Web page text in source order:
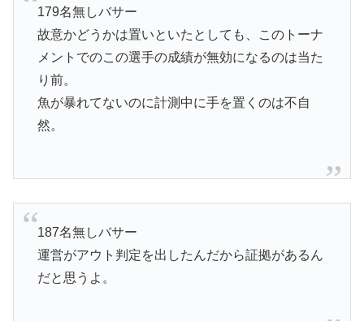
179名無しバサー
故意かどうかは置いといたとしても、このトーナ
メントでのこの選手の成績が無効になるのは当た
り前。
魚が暴れてないのに計測中に手を置くのは不自
然。
187名無しバサー
運営がアウト判定を出したんだから証拠があるん
だと思うよ。